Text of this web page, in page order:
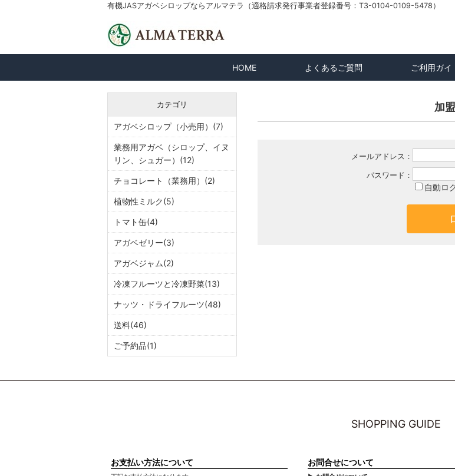
有機JASアガベシロップならアルマテラ（適格請求発行事業者登録番号：T3-0104-0109-5478）
HOME よくあるご質問 ご利用ガイ
カテゴリ
アガベシロップ（小売用）(7)
業務用アガベ（シロップ、イヌ
リン、シュガー）(12)
チョコレート（業務用）(2)
植物性ミルク(5)
トマト缶(4)
アガベゼリー(3)
アガベジャム(2)
冷凍フルーツと冷凍野菜(13)
ナッツ・ドライフルーツ(48)
送料(46)
ご予約品(1)
加
メールアドレス：
パスワード：
自動ロ
SHOPPING GUIDE
お支払い方法について お問合せについて